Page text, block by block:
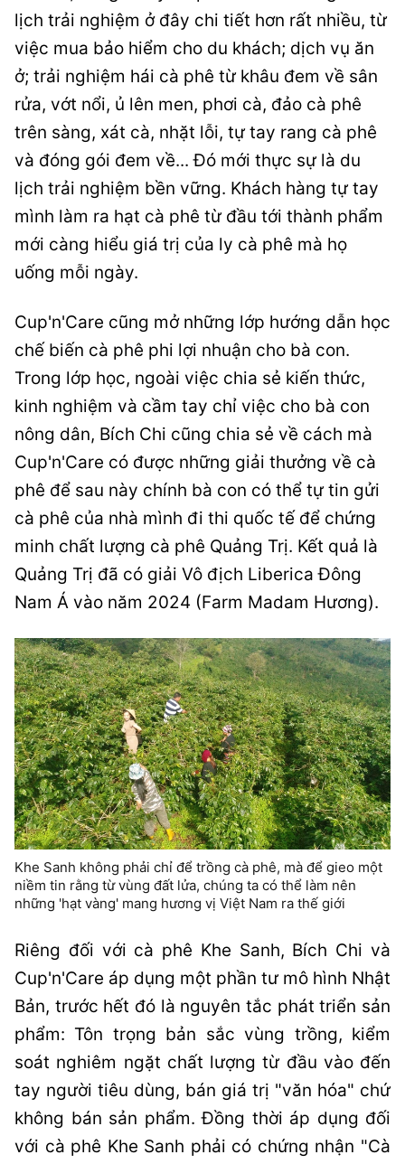
lịch trải nghiệm ở đây chi tiết hơn rất nhiều, từ
việc mua bảo hiểm cho du khách; dịch vụ ăn
ở; trải nghiệm hái cà phê từ khâu đem về sân
rửa, vớt nổi, ủ lên men, phơi cà, đảo cà phê
trên sàng, xát cà, nhặt lỗi, tự tay rang cà phê
và đóng gói đem về... Đó mới thực sự là du
lịch trải nghiệm bền vững. Khách hàng tự tay
mình làm ra hạt cà phê từ đầu tới thành phẩm
mới càng hiểu giá trị của ly cà phê mà họ
uống mỗi ngày.
Cup'n'Care cũng mở những lớp hướng dẫn học
chế biến cà phê phi lợi nhuận cho bà con.
Trong lớp học, ngoài việc chia sẻ kiến thức,
kinh nghiệm và cầm tay chỉ việc cho bà con
nông dân, Bích Chi cũng chia sẻ về cách mà
Cup'n'Care có được những giải thưởng về cà
phê để sau này chính bà con có thể tự tin gửi
cà phê của nhà mình đi thi quốc tế để chứng
minh chất lượng cà phê Quảng Trị. Kết quả là
Quảng Trị đã có giải Vô địch Liberica Đông
Nam Á vào năm 2024 (Farm Madam Hương).
Khe Sanh không phải chỉ để trồng cà phê, mà để gieo một
niềm tin rằng từ vùng đất lửa, chúng ta có thể làm nên
những 'hạt vàng' mang hương vị Việt Nam ra thế giới
Riêng đối với cà phê Khe Sanh, Bích Chi và
Cup'n'Care áp dụng một phần tư mô hình Nhật
Bản, trước hết đó là nguyên tắc phát triển sản
phẩm: Tôn trọng bản sắc vùng trồng, kiểm
soát nghiêm ngặt chất lượng từ đầu vào đến
tay người tiêu dùng, bán giá trị "văn hóa" chứ
không bán sản phẩm. Đồng thời áp dụng đối
với cà phê Khe Sanh phải có chứng nhận "Cà